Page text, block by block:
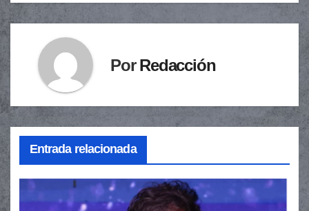
PorRedacción
Entrada relacionada